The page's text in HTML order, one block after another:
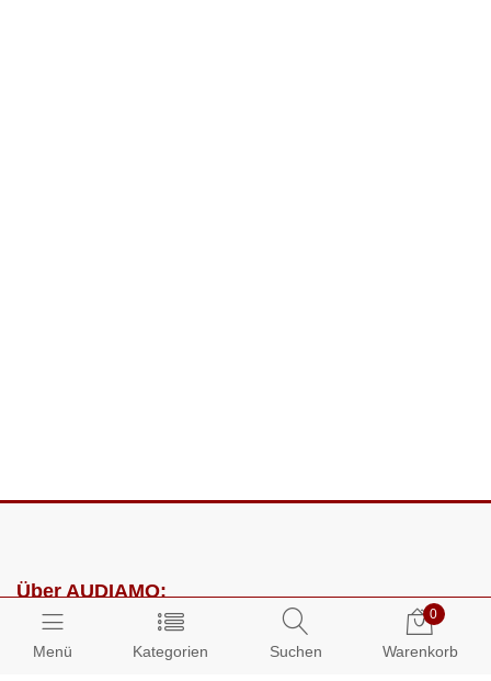
Menü Kategorien Suchen
0
Warenkorb
Über AUDIAMO:
Impressum